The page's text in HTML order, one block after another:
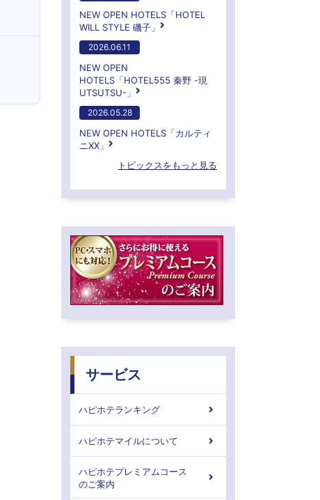
NEW OPEN HOTELS「HOTEL
WILL STYLE 磯子」
2026.06.11
NEW OPEN
HOTELS「HOTEL555 秦野 -現
UTSUTSU-」
2026.05.28
NEW OPEN HOTELS「カルティ
ニXX」
トピックスをもっと見る
サービス
ハピホテランキング
ハピホテマイルについて
ハピホテプレミアムコース
のご案内